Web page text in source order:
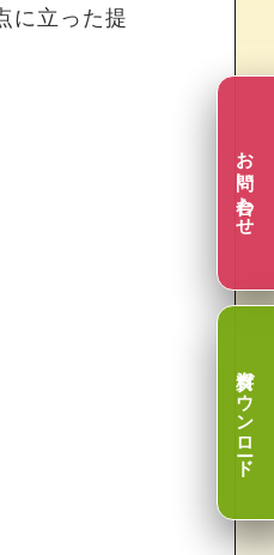
に立った提
お問い合わせ
資料ダウンロード